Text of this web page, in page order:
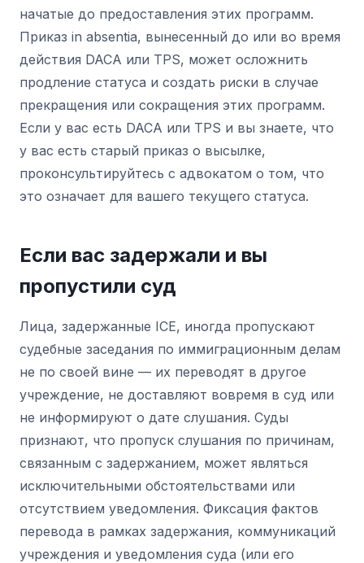
начатые до предоставления этих программ.
Приказ in absentia, вынесенный до или во время
действия DACA или TPS, может осложнить
продление статуса и создать риски в случае
прекращения или сокращения этих программ.
Если у вас есть DACA или TPS и вы знаете, что
у вас есть старый приказ о высылке,
проконсультируйтесь с адвокатом о том, что
это означает для вашего текущего статуса.
Если вас задержали и вы
пропустили суд
Лица, задержанные ICE, иногда пропускают
судебные заседания по иммиграционным делам
не по своей вине — их переводят в другое
учреждение, не доставляют вовремя в суд или
не информируют о дате слушания. Суды
признают, что пропуск слушания по причинам,
связанным с задержанием, может являться
исключительными обстоятельствами или
отсутствием уведомления. Фиксация фактов
перевода в рамках задержания, коммуникаций
учреждения и уведомления суда (или его